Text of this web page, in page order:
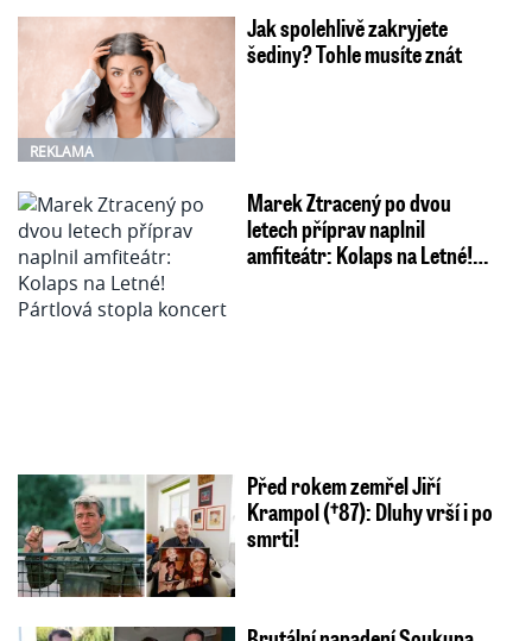
REKLAMA
Jak spolehlivě zakryjete
šediny? Tohle musíte znát
Marek Ztracený po dvou
letech příprav naplnil
amfiteátr: Kolaps na Letné!…
Před rokem zemřel Jiří
Krampol (†87): Dluhy vrší i po
smrti!